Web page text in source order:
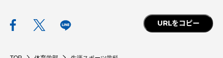
URLをコピー